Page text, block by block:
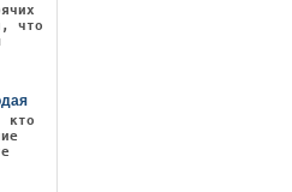
что
кто